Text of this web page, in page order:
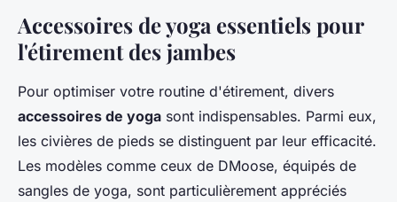
Accessoires de yoga essentiels pour
l'étirement des jambes
Pour optimiser votre routine d'étirement, divers
accessoires de yoga sont indispensables. Parmi eux,
les civières de pieds se distinguent par leur efficacité.
Les modèles comme ceux de DMoose, équipés de
sangles de yoga, sont particulièrement appréciés